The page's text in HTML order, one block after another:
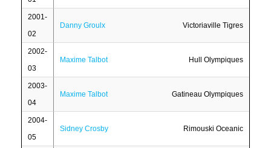
2001-
02
Danny Groulx Victoriaville Tigres
2002-
03
Maxime Talbot Hull Olympiques
2003-
04
Maxime Talbot Gatineau Olympiques
2004-
05
Sidney Crosby Rimouski Oceanic